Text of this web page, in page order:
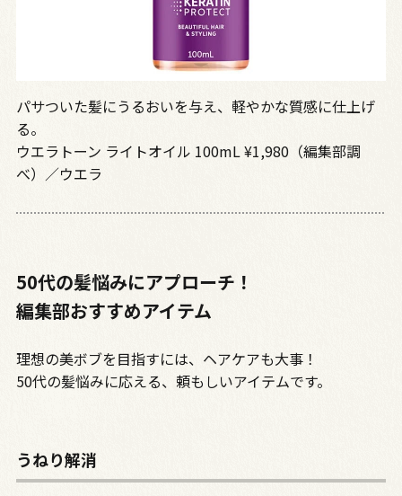
パサついた髪にうるおいを与え、軽やかな質感に仕上げ
る。
ウエラトーン ライトオイル 100mL ¥1,980（編集部調
べ）／ウエラ
50代の髪悩みにアプローチ！
編集部おすすめアイテム
理想の美ボブを目指すには、ヘアケアも大事！
50代の髪悩みに応える、頼もしいアイテムです。
うねり解消